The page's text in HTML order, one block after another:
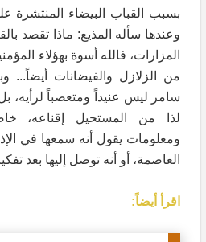
بسبب القباب البيضاء المنتشرة
وعندها سأله المذيع: ماذا تقصد
المزارات، فالله أسوة بهؤلاء
من الزلازل والفيضانات أيضاً...
سامر ليس عنيداً ومتعصباً لرأيه،
لذا من المستحيل إقناعه،
ومعلومات يقول أنه سمعها في
العاصمة، أو أنه توصل إليها بعد
اقرأ أيضاً: